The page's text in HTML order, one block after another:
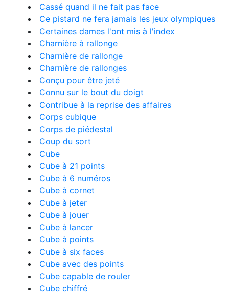
Cassé quand il ne fait pas face
Ce pistard ne fera jamais les jeux olympiques
Certaines dames l'ont mis à l'index
Charnière à rallonge
Charnière de rallonge
Charnière de rallonges
Conçu pour être jeté
Connu sur le bout du doigt
Contribue à la reprise des affaires
Corps cubique
Corps de piédestal
Coup du sort
Cube
Cube à 21 points
Cube à 6 numéros
Cube à cornet
Cube à jeter
Cube à jouer
Cube à lancer
Cube à points
Cube à six faces
Cube avec des points
Cube capable de rouler
Cube chiffré